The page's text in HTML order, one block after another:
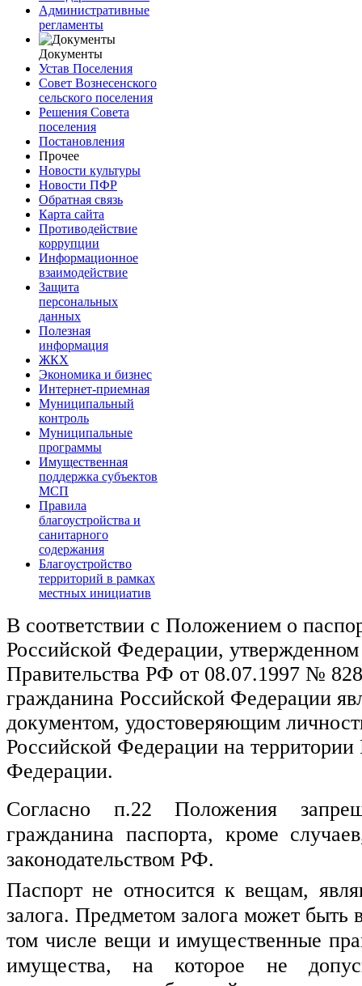
Административные
регламенты
Документы
Устав Поселения
Совет Вознесенского
сельского поселения
Решения Совета
поселения
Постановления
Прочее
Новости культуры
Новости ПФР
Обратная связь
Карта сайта
Противодействие
коррупции
Информационное
взаимодействие
Защита
персональных
данных
Полезная
информация
ЖКХ
Экономика и бизнес
Интернет-приемная
Муниципальный
контроль
Муниципальные
программы
Имущественная
поддержка субъектов
МСП
Правила
благоустройства и
санитарного
содержания
Благоустройство
территорий в рамках
местных инициатив
В соответствии с Положением о
Российской Федерации,
Правительства РФ от 08.07.1997 №
гражданина Российской Федерации
документом, удостоверяющим
Российской Федерации на территории
Федерации.
Согласно п.22 Положения
гражданина паспорта, кроме
законодательством РФ.
Паспорт не относится к вещам,
залога. Предметом залога может быть
том числе вещи и имущественные
имущества, на которое не